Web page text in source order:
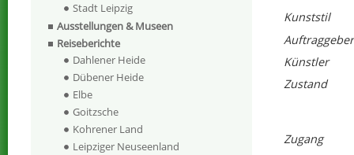
Kunststil
Auftraggeber
Künstler
Zustand
Zugang
Stadt Leipzig
Ausstellungen & Museen
Reiseberichte
Dahlener Heide
Dübener Heide
Elbe
Goitzsche
Kohrener Land
Leipziger Neuseenland